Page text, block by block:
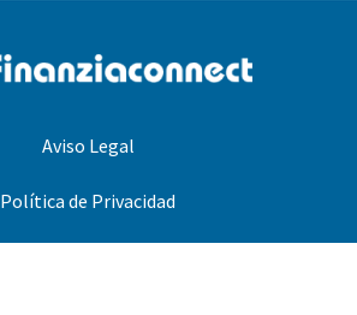
Aviso Legal
Política de Privacidad